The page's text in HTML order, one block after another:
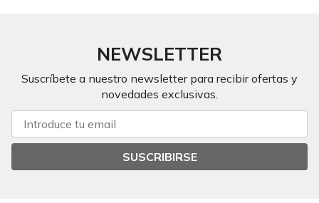
NEWSLETTER
Suscríbete a nuestro newsletter para recibir ofertas y
novedades exclusivas.
SUSCRIBIRSE